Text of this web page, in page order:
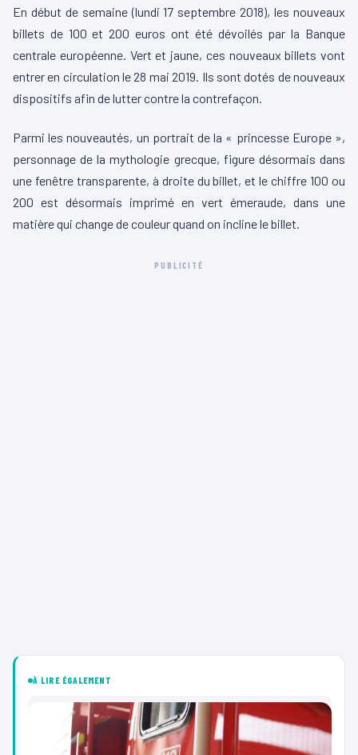
En début de semaine (lundi 17 septembre 2018), les nouveaux
billets de 100 et 200 euros ont été dévoilés par la Banque
centrale européenne. Vert et jaune, ces nouveaux billets vont
entrer en circulation le 28 mai 2019. Ils sont dotés de nouveaux
dispositifs afin de lutter contre la contrefaçon.
Parmi les nouveautés, un portrait de la « princesse Europe »,
personnage de la mythologie grecque, figure désormais dans
une fenêtre transparente, à droite du billet, et le chiffre 100 ou
200 est désormais imprimé en vert émeraude, dans une
matière qui change de couleur quand on incline le billet.
PUBLICITÉ
À LIRE ÉGALEMENT